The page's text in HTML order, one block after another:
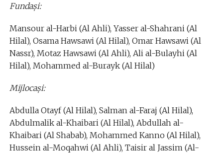
Fundaşi:
Mansour al-Harbi (Al Ahli), Yasser al-Shahrani (Al
Hilal), Osama Hawsawi (Al Hilal), Omar Hawsawi (Al
Nassr), Motaz Hawsawi (Al Ahli), Ali al-Bulayhi (Al
Hilal), Mohammed al-Burayk (Al Hilal)
Mijlocaşi:
Abdulla Otayf (Al Hilal), Salman al-Faraj (Al Hilal),
Abdulmalik al-Khaibari (Al Hilal), Abdullah al-
Khaibari (Al Shabab), Mohammed Kanno (Al Hilal),
Hussein al-Moqahwi (Al Ahli), Taisir al Jassim (Al-